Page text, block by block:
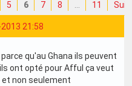
5 6 7 8 11
21:58
qu'au Ghana ils peuvent
ont opté pour Afful ça veut
non seulement